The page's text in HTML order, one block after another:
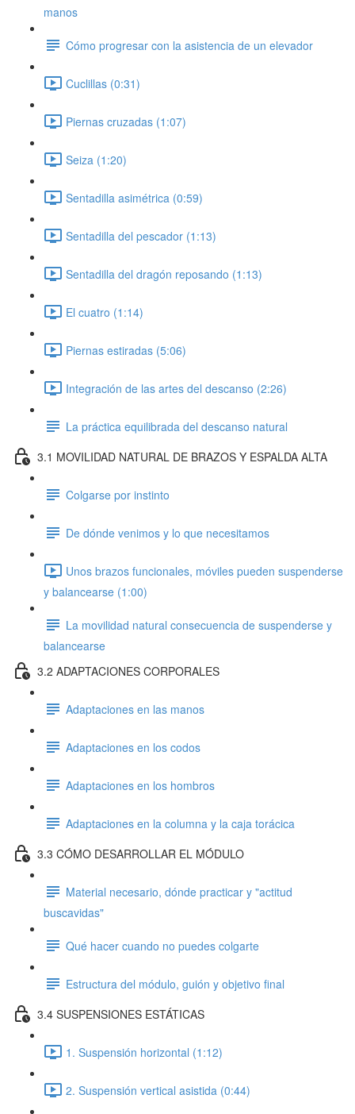
manos
Cómo progresar con la asistencia de un elevador
Cuclillas (0:31)
Piernas cruzadas (1:07)
Seiza (1:20)
Sentadilla asimétrica (0:59)
Sentadilla del pescador (1:13)
Sentadilla del dragón reposando (1:13)
El cuatro (1:14)
Piernas estiradas (5:06)
Integración de las artes del descanso (2:26)
La práctica equilibrada del descanso natural
3.1 MOVILIDAD NATURAL DE BRAZOS Y ESPALDA ALTA
Colgarse por instinto
De dónde venimos y lo que necesitamos
Unos brazos funcionales, móviles pueden suspenderse
y balancearse (1:00)
La movilidad natural consecuencia de suspenderse y
balancearse
3.2 ADAPTACIONES CORPORALES
Adaptaciones en las manos
Adaptaciones en los codos
Adaptaciones en los hombros
Adaptaciones en la columna y la caja torácica
3.3 CÓMO DESARROLLAR EL MÓDULO
Material necesario, dónde practicar y "actitud
buscavidas"
Qué hacer cuando no puedes colgarte
Estructura del módulo, guión y objetivo final
3.4 SUSPENSIONES ESTÁTICAS
1. Suspensión horizontal (1:12)
2. Suspensión vertical asistida (0:44)